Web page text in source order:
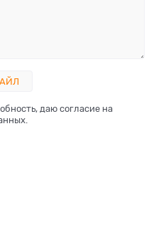
даю согласие на